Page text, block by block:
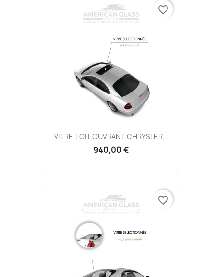
VITRE TOIT OUVRANT CHRYSLER...
940,00 €
favorite_border
favorite_border